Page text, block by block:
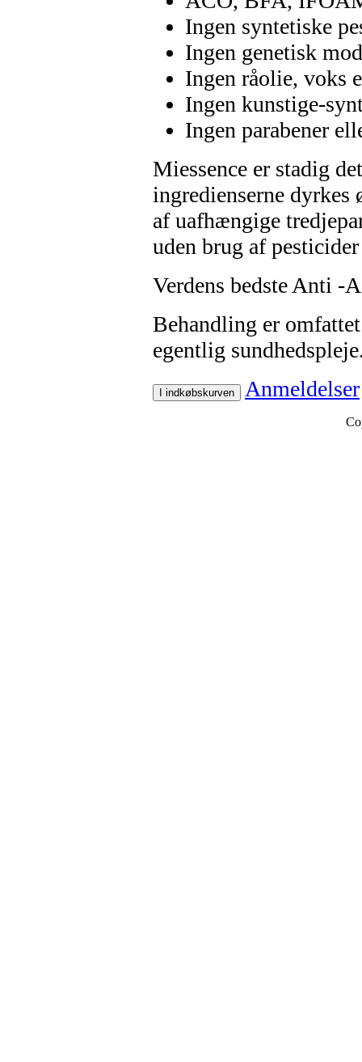
Ingen syntetiske
Ingen genetisk
Ingen råolie, voks
Ingen kunstige-
Ingen parabener
Miessence er stadig
ingredienserne
af uafhængige
uden brug af
Verdens bedste Anti -
Behandling er
egentlig
I indkøbskurven Anmeldelser